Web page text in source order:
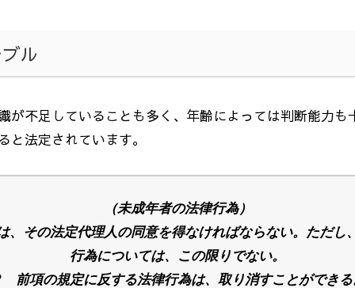
ル
が不足していることも多く、年齢によっては判断能力
法定されています。
（未成年者の法律行為）
その法定代理人の同意を得なければならない。ただし
行為については、この限りでない。
前項の規定に反する法律行為は、取り消すことができる